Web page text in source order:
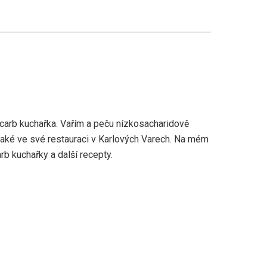
kuchařka. Vařím a peču nízkosacharidově
ve své restauraci v Karlových Varech. Na mém
kuchařky a další recepty.